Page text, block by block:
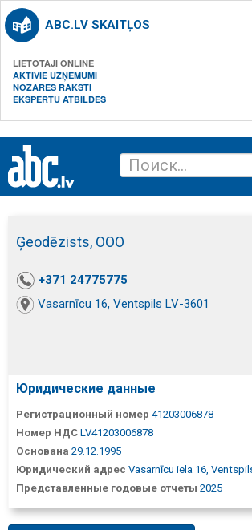
ABC.LV SKAITĻOS
LIETOTĀJI ONLINE
AKTĪVIE UZŅĒMUMI
NOZARES RAKSTI
EKSPERTU ATBILDES
Ģeodēzists, ООО
+371 24775775
Vasarnīcu 16, Ventspils LV-3601
Юридические данные
Регистрационный номер 41203006878
Номер НДС LV41203006878
Основана 29.12.1995
Юридический адрес Vasarnīcu iela 16,
Представленные годовые отчеты 2025